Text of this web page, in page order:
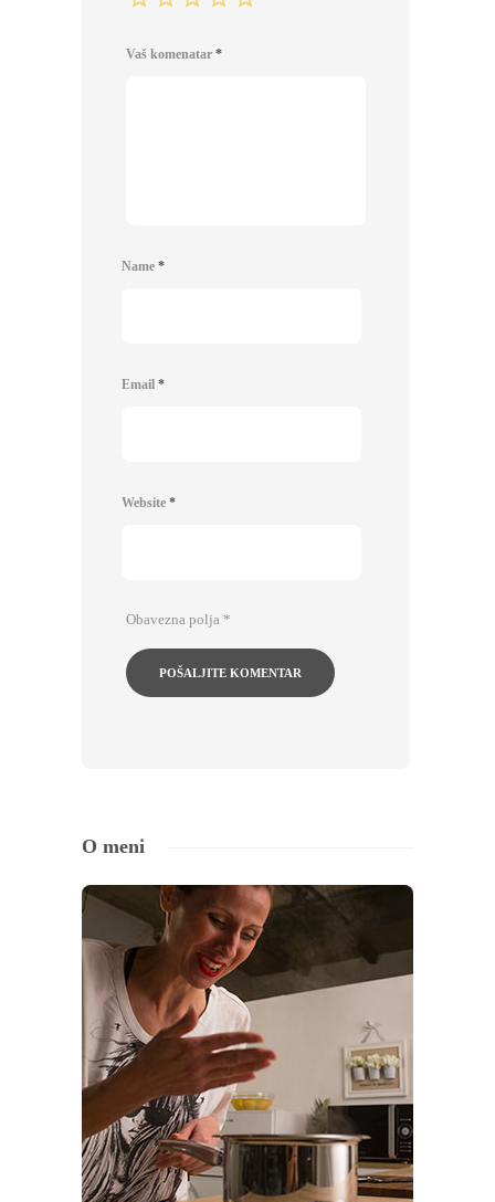
Vaš komenatar *
Name *
Email *
Website *
Obavezna polja *
O meni